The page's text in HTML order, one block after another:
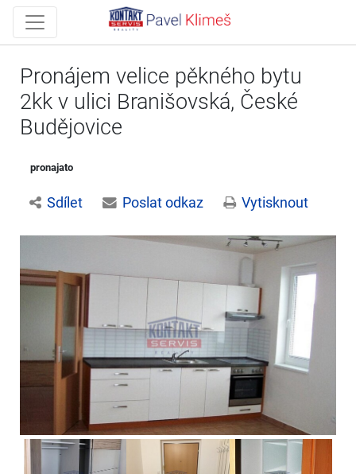
Pronájem velice pěkného bytu
2kk v ulici Branišovská, České
Budějovice
pronajato
Sdílet Poslat odkaz Vytisknout